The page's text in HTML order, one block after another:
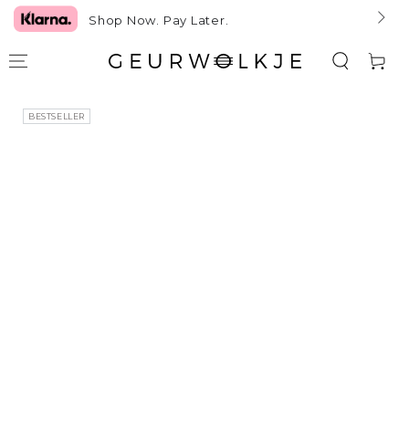
GA NAAR TEKSTShop Now. Pay Later.
BESTSELLER
GA NAAR
PRODUCTINFORMATIE